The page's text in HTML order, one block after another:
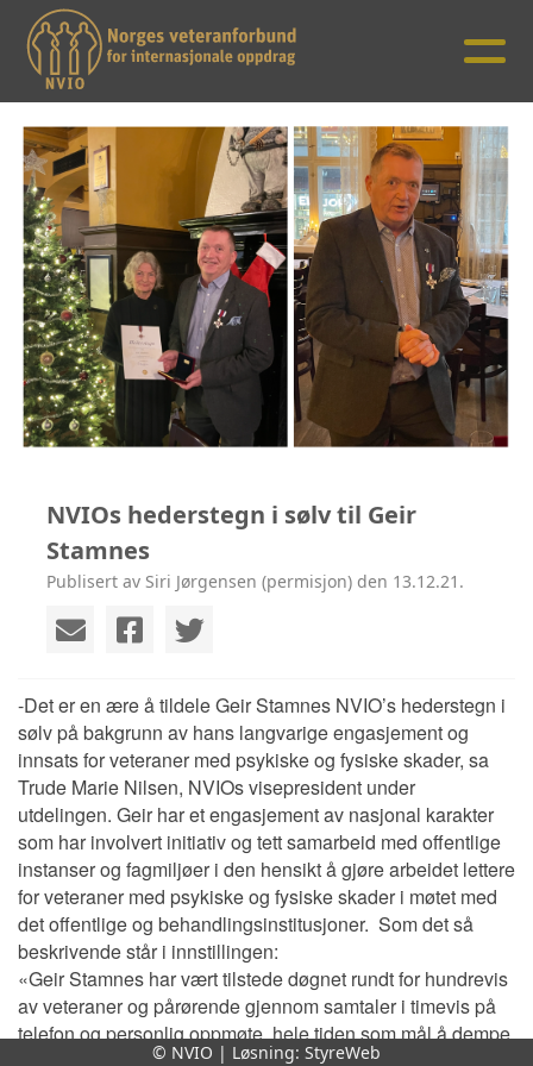
NVIOs hederstegn i sølv til Geir
Stamnes
Publisert av Siri Jørgensen (permisjon) den 13.12.21.
-Det er en ære å tildele Geir Stamnes NVIO’s hederstegn i
sølv på bakgrunn av hans langvarige engasjement og
innsats for veteraner med psykiske og fysiske skader, sa
Trude Marie Nilsen, NVIOs visepresident under
utdelingen. Geir har et engasjement av nasjonal karakter
som har involvert initiativ og tett samarbeid med offentlige
instanser og fagmiljøer i den hensikt å gjøre arbeidet lettere
for veteraner med psykiske og fysiske skader i møtet med
det offentlige og behandlingsinstitusjoner. Som det så
beskrivende står i innstillingen:
«Geir Stamnes har vært tilstede døgnet rundt for hundrevis
av veteraner og pårørende gjennom samtaler i timevis på
telefon og personlig oppmøte, hele tiden som mål å dempe
© NVIO | Løsning: StyreWeb